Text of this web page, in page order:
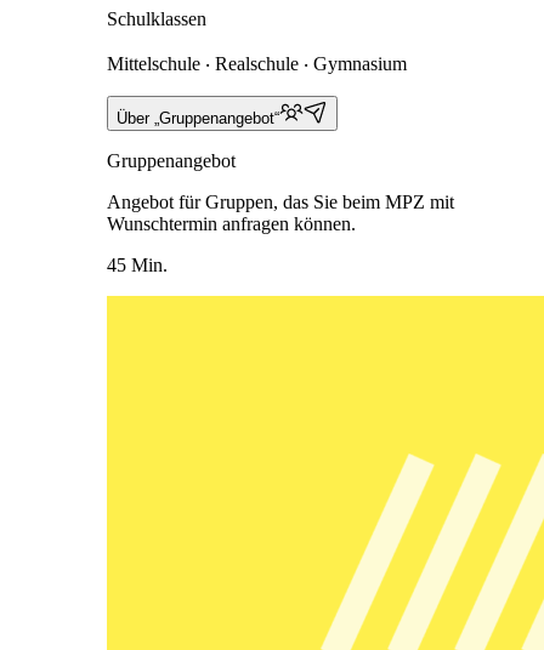
Schulklassen
Mittelschule ‧ Realschule ‧ Gymnasium
Über „Gruppenangebot“
Gruppenangebot
Angebot für Gruppen, das Sie beim MPZ mit
Wunschtermin anfragen können.
45 Min.